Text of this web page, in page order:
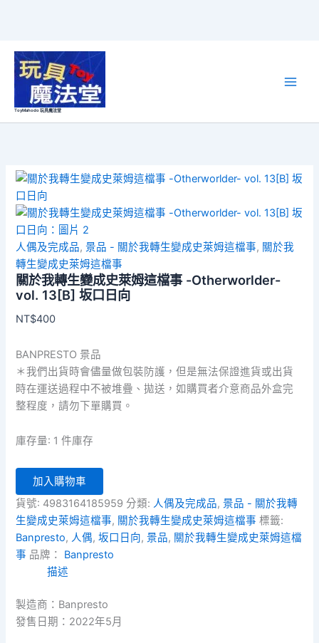
ToyMahodo 玩具魔法堂
人偶及完成品,景品 - 關於我轉生變成史萊姆這檔事, 關於我
轉生變成史萊姆這檔事
關於我轉生變成史萊姆這檔事 -Otherworlder-
vol. 13[B] 坂口日向
NT$400
BANPRESTO 景品
＊我們出貨時會儘量做包裝防護，但是無法保證進貨或出貨
時在運送過程中不被堆疊、拋送，如購買者介意商品外盒完
整程度，請勿下單購買。
庫存量: 1 件庫存
關
我
轉
生
變
成
姆
這
檔
加入購物車
貨號: 4983164185959 分類: 人偶及完成品,景品 - 關於我轉
生變成史萊姆這檔事, 關於我轉生變成史萊姆這檔事 標籤:
Banpresto, 人偶,坂口日向,景品, 關於我轉生變成史萊姆這檔
事 品牌： Banpresto
描述
製造商：Banpresto
發售日期：2022年5月